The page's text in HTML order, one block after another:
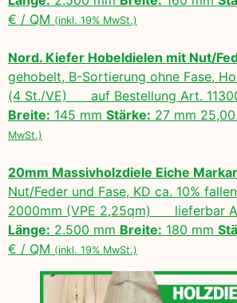
€ / QM (inkl. 19% MwSt.)
Nord. Kiefer Hobeldielen mit Nut/
gehobelt, B-Sortierung ohne Fase,
(4 St./VE) auf Bestellung Art.
Breite: 145 mm Stärke: 27 mm
MwSt.)
20mm Massivholzdiele Eiche
Nut/Feder und Fase, KD ca. 10%
2000mm (VPE 2,25qm) lieferbar
Länge: 2.500 mm Breite: 180 mm
€ / QM (inkl. 19% MwSt.)